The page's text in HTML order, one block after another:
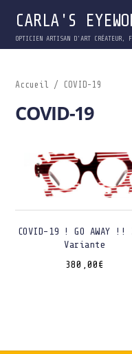
CARLA'S
OPTICIEN ARTISAN D'ART CRÉATEUR,
Accueil / COVID-19
COVID-19
COVID-19 ! GO AWAY !!
Variante
380,00 €